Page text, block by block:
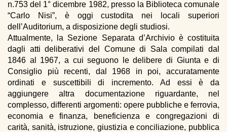
n.753 del 1° dicembre 1982, presso la Biblioteca comunale
“Carlo Nisi”, è oggi custodita nei locali superiori
dell’Auditorium, a disposizione degli studiosi.
Attualmente, la Sezione Separata d’Archivio è costituita
dagli atti deliberativi del Comune di Sala compilati dal
1846 al 1967, a cui seguono le delibere di Giunta e di
Consiglio più recenti, dal 1968 in poi, accuratamente
ordinati e suscettibili di incremento. Ad essi è da
aggiungere altra documentazione riguardante, nel
complesso, differenti argomenti: opere pubbliche e ferrovia,
economia e finanza, beneficienza e congregazioni di
carità, sanità, istruzione, giustizia e conciliazione, pubblica